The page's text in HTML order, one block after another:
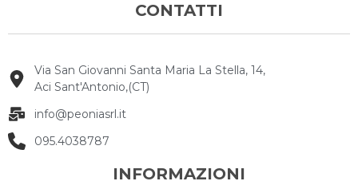
CONTATTI
Via San Giovanni Santa Maria La Stella, 14,
Aci Sant'Antonio,(CT)
info@peoniasrl.it
095.4038787
INFORMAZIONI